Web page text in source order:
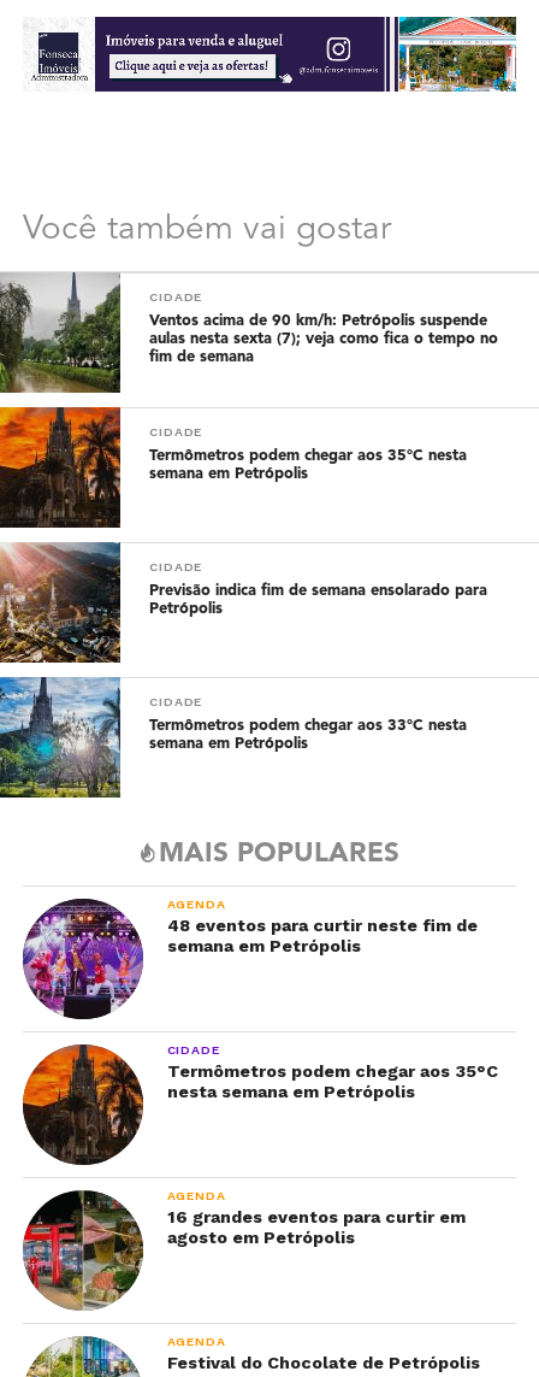
Você também vai gostar
CIDADE
Ventos acima de 90 km/h: Petrópolis suspende
aulas nesta sexta (7); veja como fica o tempo no
fim de semana
CIDADE
Termômetros podem chegar aos 35°C nesta
semana em Petrópolis
CIDADE
Previsão indica fim de semana ensolarado para
Petrópolis
CIDADE
Termômetros podem chegar aos 33°C nesta
semana em Petrópolis
MAIS POPULARES
AGENDA
48 eventos para curtir neste fim de
semana em Petrópolis
CIDADE
Termômetros podem chegar aos 35°C
nesta semana em Petrópolis
AGENDA
16 grandes eventos para curtir em
agosto em Petrópolis
AGENDA
Festival do Chocolate de Petrópolis